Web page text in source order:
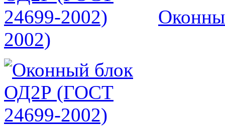
2002)